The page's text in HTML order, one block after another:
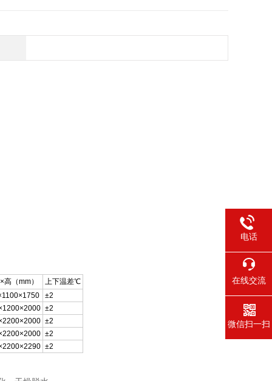
高（mm）
上下温差℃
±2
±2
±2
±2
±2
电话
在线交流
微信扫一扫